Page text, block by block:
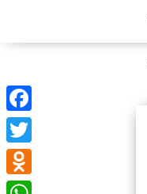
Facebook
Twitter
Odnoklassniki